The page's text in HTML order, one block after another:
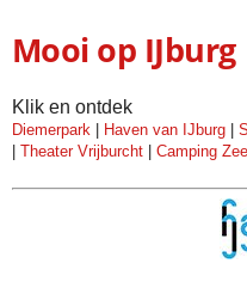
Mooi op IJburg
Klik en ontdek
Diemerpark Haven van IJburg
Theater Vrijburcht Camping